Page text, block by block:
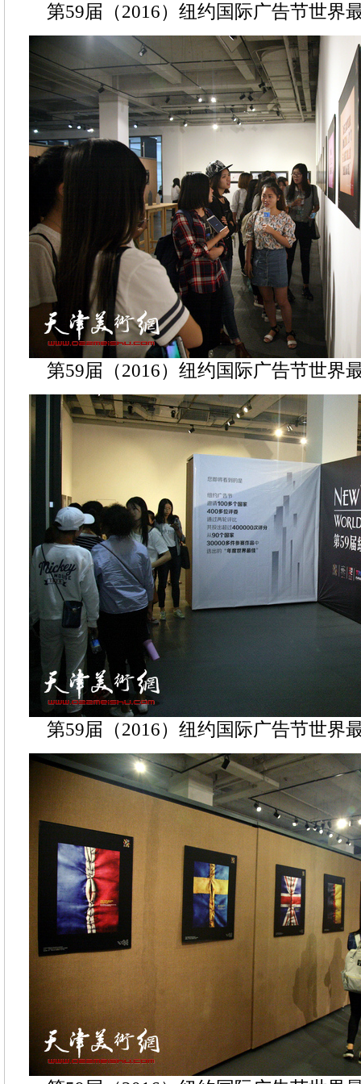
第59届（2016）纽约国际广告节世界
第59届（2016）纽约国际广告节世界
第59届（2016）纽约国际广告节世界